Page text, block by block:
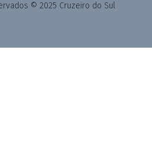
© 2025 Cruzeiro do Sul